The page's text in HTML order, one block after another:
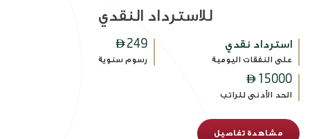
للاسترداد النقدي
استرداد نقدي
على النفقات اليومية
249
رسوم سنوية
 15000
الحد الأدنى للراتب
مشاهدة تفاصيل